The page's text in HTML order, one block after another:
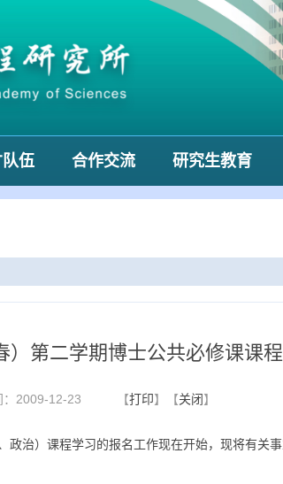
伍 合作交流 研究生教育
）第二学期博士公共必修课课
：2009-12-23 【打印】【关闭】
治）课程学习的报名工作现在开始，现将有关事